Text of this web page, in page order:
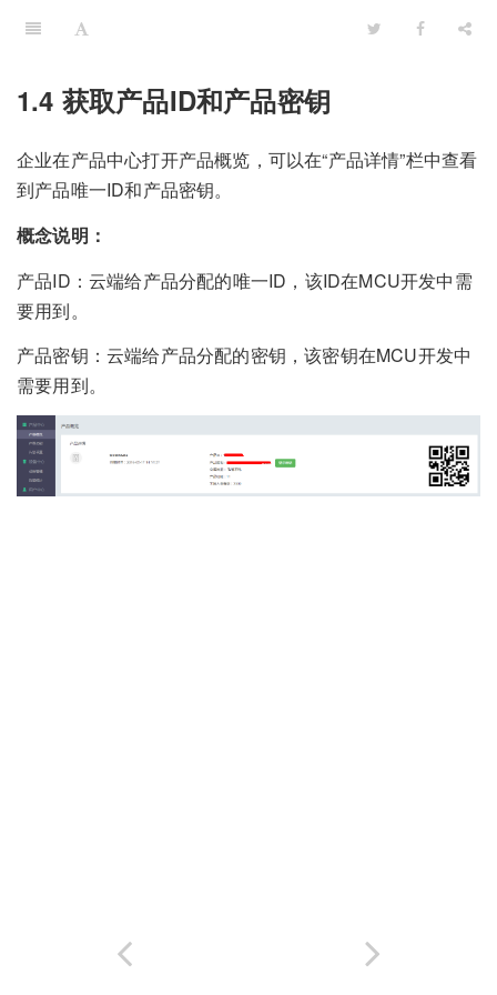
1.4 获取产品ID和产品密钥
企业在产品中心打开产品概览，可以在“产品详情”栏中查看
到产品唯一ID和产品密钥。
概念说明：
产品ID：云端给产品分配的唯一ID，该ID在MCU开发中需
要用到。
产品密钥：云端给产品分配的密钥，该密钥在MCU开发中
需要用到。